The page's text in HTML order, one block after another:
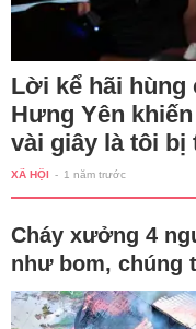
Lời kể hãi hùng
Hưng Yên
vài giây là tôi bị
XÃ HỘI - 1 năm trước
Cháy xưởng 4
như bom, chúng